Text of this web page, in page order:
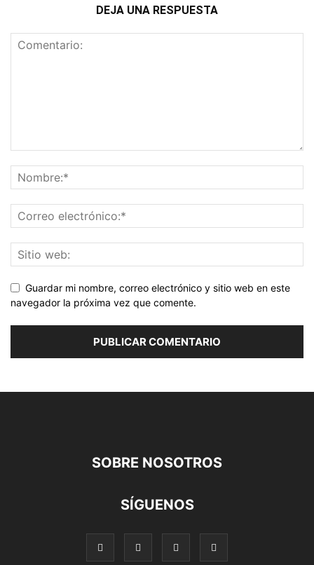
DEJA UNA RESPUESTA
Guardar mi nombre, correo electrónico y sitio web en este
navegador la próxima vez que comente.
SOBRE NOSOTROS
SÍGUENOS